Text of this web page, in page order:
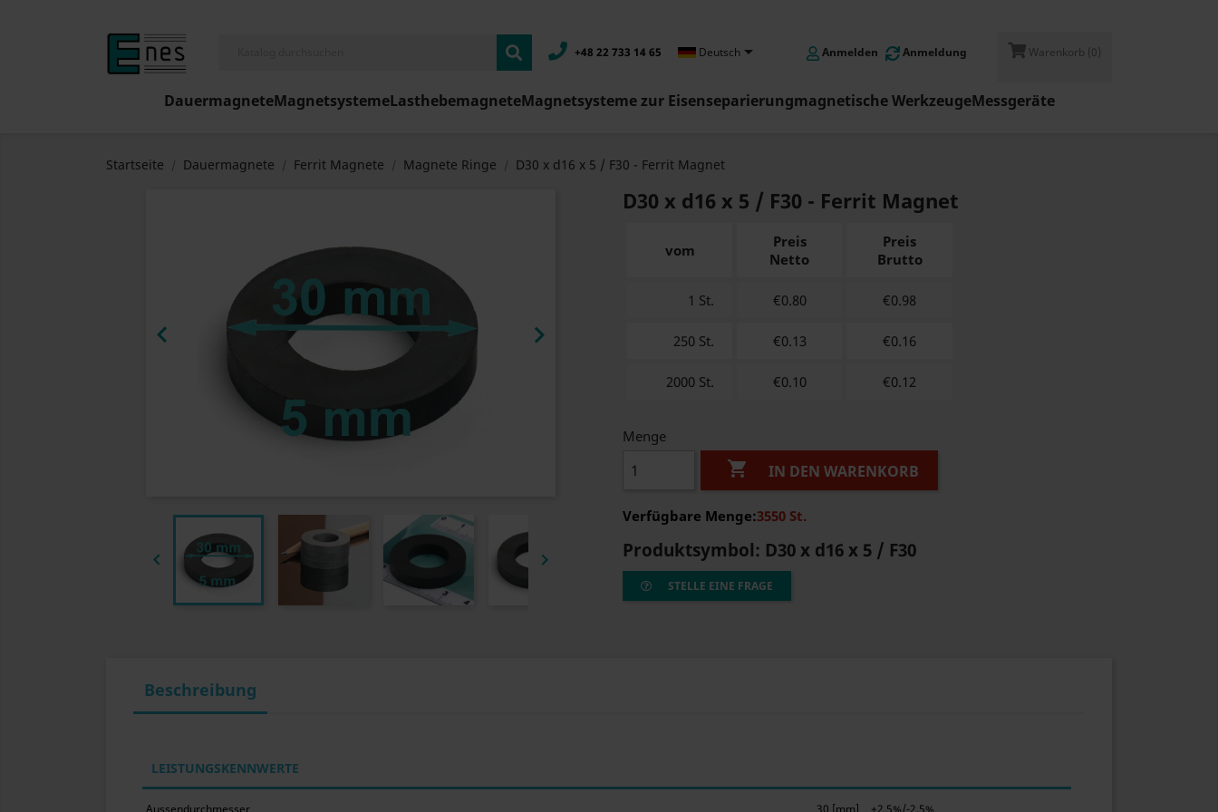
+48 22 733 14 65 Deutsch Anmelden Anmeldung Warenkorb (0)
DauermagneteMagnetsystemeLasthebemagneteMagnetsysteme zur Eisenseparierungmagnetische WerkzeugeMessgeräte
Startseite Dauermagnete Ferrit Magnete Magnete Ringe D30 x d16 x 5 / F30 - Ferrit Magnet
 
 
D30 x d16 x 5 / F30 - Ferrit Magnet
vom
Preis
Netto
Preis
Brutto
1 St. €0.80 €0.98
250 St. €0.13 €0.16
2000 St. €0.10 €0.12
Menge
 IN DEN WARENKORB
Verfügbare Menge:3550 St.
Produktsymbol: D30 x d16 x 5 / F30
STELLE EINE FRAGE
Beschreibung
LEISTUNGSKENNWERTE
Aussendurchmesser 30 [mm]
+2,5%/-2,5%